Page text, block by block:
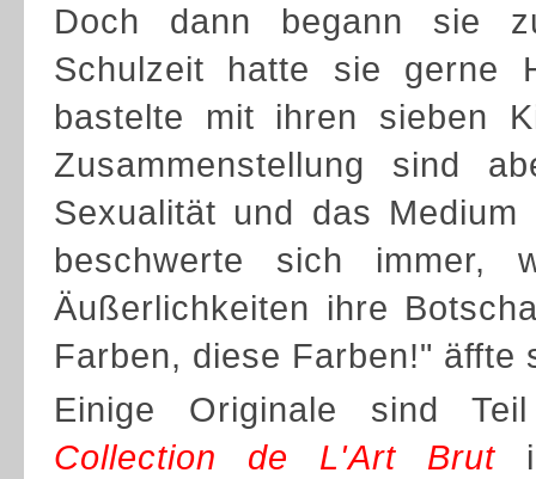
Doch dann begann sie
Schulzeit hatte sie gerne
bastelte mit ihren sieben
Zusammenstellung sind
Sexualität und das
beschwerte sich immer,
Äußerlichkeiten ihre
Farben, diese Farben!" äffte
Einige Originale sind
Collection de L'Art Brut